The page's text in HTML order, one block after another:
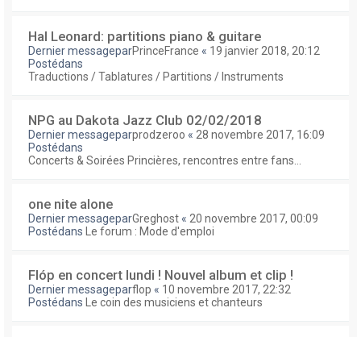
Hal Leonard: partitions piano & guitare
Dernier messageparPrinceFrance « 19 janvier 2018, 20:12
Postédans
Traductions / Tablatures / Partitions / Instruments
NPG au Dakota Jazz Club 02/02/2018
Dernier messageparprodzeroo « 28 novembre 2017, 16:09
Postédans
Concerts & Soirées Princières, rencontres entre fans...
one nite alone
Dernier messageparGreghost « 20 novembre 2017, 00:09
Postédans
Le forum : Mode d'emploi
Flóp en concert lundi ! Nouvel album et clip !
Dernier messageparflop « 10 novembre 2017, 22:32
Postédans
Le coin des musiciens et chanteurs